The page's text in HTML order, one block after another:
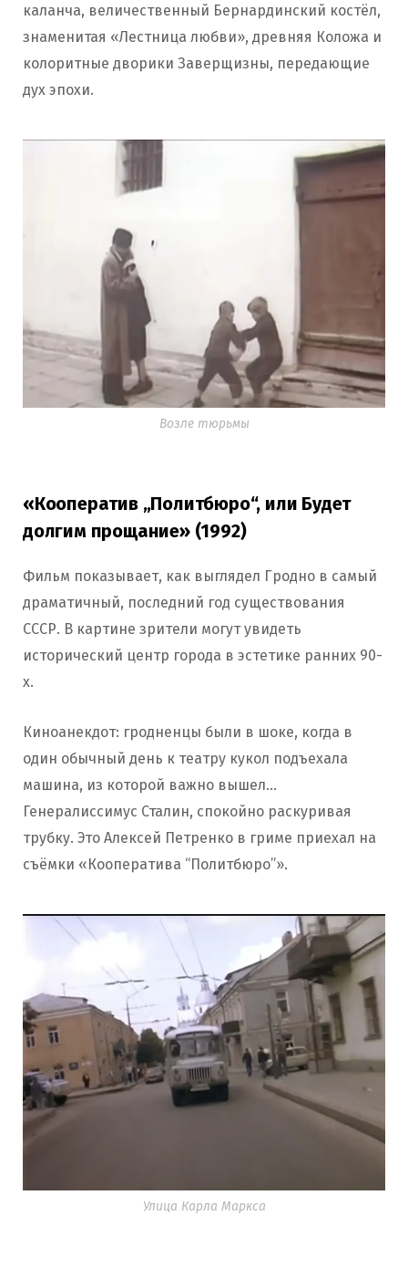
каланча, величественный Бернардинский костёл,
знаменитая «Лестница любви», древняя Коложа и
колоритные дворики Заверщизны, передающие
дух эпохи.
Возле тюрьмы
«Кооператив „Политбюро“, или Будет
долгим прощание» (1992)
Фильм показывает, как выглядел Гродно в самый
драматичный, последний год существования
СССР. В картине зрители могут увидеть
исторический центр города в эстетике ранних 90-
х.
Киноанекдот: гродненцы были в шоке, когда в
один обычный день к театру кукол подъехала
машина, из которой важно вышел…
Генералиссимус Сталин, спокойно раскуривая
трубку. Это Алексей Петренко в гриме приехал на
съёмки «Кооператива “Политбюро”».
Улица Карла Маркса